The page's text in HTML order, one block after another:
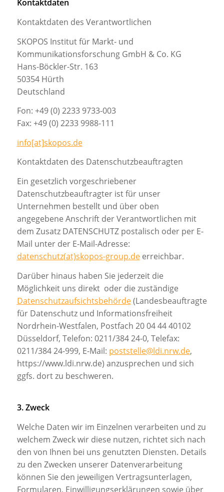
Kontaktdaten
Kontaktdaten des Verantwortlichen
SKOPOS Institut für Markt- und
Kommunikationsforschung GmbH & Co. KG
Hans-Böckler-Str. 163
50354 Hürth
Deutschland
Fon: +49 (0) 2233 9733-003
Fax: +49 (0) 2233 9988-111
info[at]skopos.de
Kontaktdaten des Datenschutzbeauftragten
Ein gesetzlich vorgeschriebener
Datenschutzbeauftragter ist für unser
Unternehmen bestellt und über oben
angegebene Anschrift der Verantwortlichen mit
dem Zusatz DATENSCHUTZ postalisch oder per E-
Mail unter der E-Mail-Adresse:
datenschutz(at)skopos-group.deerreichbar.
Darüber hinaus haben Sie jederzeit die
Möglichkeit uns direkt oder die zuständige
Datenschutzaufsichtsbehörde(Landesbeauftragte
für Datenschutz und Informationsfreiheit
Nordrhein-Westfalen, Postfach 20 04 44 40102
Düsseldorf, Telefon: 0211/384 24-0, Telefax:
0211/384 24-999, E-Mail: poststelle@ldi.nrw.de,
https://www.ldi.nrw.de) anzusprechen und sich
ggfs. dort zu beschweren.
3. Zweck
Welche Daten wir im Einzelnen verarbeiten und zu
welchem Zweck wir diese nutzen, richtet sich nach
den von Ihnen bei uns genutzten Diensten. Details
zu den Zwecken unserer Datenverarbeitung
können Sie den jeweiligen Vertragsunterlagen,
Formularen, Einwilligungserklärungen sowie über